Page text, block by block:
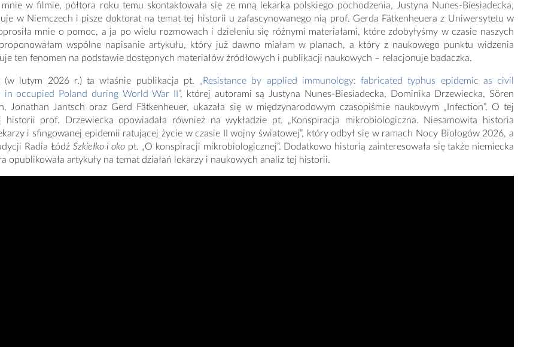
w filmie, półtora roku temu skontaktowała się ze mną lekarka polskiego pochodzenia, Justyna Nunes-Biesiadecka,
w Niemczech i pisze doktorat na temat tej historii u zafascynowanego nią prof. Gerda Fätkenheuera z Uniwersytetu w
mnie o pomoc, a ja po wielu rozmowach i dzieleniu się różnymi materiałami, które zdobyłyśmy w czasie naszych
wspólne napisanie artykułu, który już dawno miałam w planach, a który z naukowego punktu widzenia
ten fenomen na podstawie dostępnych materiałów źródłowych i publikacji naukowych – relacjonuje badaczka.
(w lutym 2026 r.) ta właśnie publikacja pt. „Resistance by applied immunology: fabricated typhus epidemic as civil
in occupied Poland during World War II”, której autorami są Justyna Nunes‑Biesiadecka, Dominika Drzewiecka, Sören
Jonathan Jantsch oraz Gerd Fätkenheuer, ukazała się w międzynarodowym czasopiśmie naukowym „Infection”. O tej
historii prof. Drzewiecka opowiadała również na wykładzie pt. „Konspiracja mikrobiologiczna. Niesamowita historia
i sfingowanej epidemii ratującej życie w czasie II wojny światowej”, który odbył się w ramach Nocy Biologów 2026, a
Radia ŁódźSzkiełko i oko pt. „O konspiracji mikrobiologicznej”. Dodatkowo historią zainteresowała się także niemiecka
opublikowała artykuły na temat działań lekarzy i naukowych analiz tej historii.